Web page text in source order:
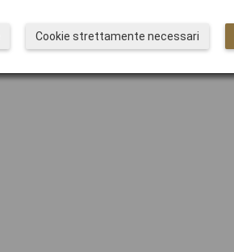
Cookie strettamente necessari